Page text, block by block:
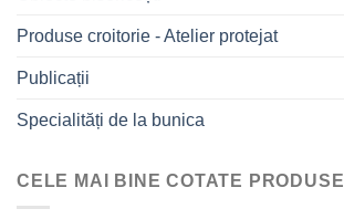
Produse croitorie - Atelier protejat
Publicații
Specialități de la bunica
CELE MAI BINE COTATE PRODUSE